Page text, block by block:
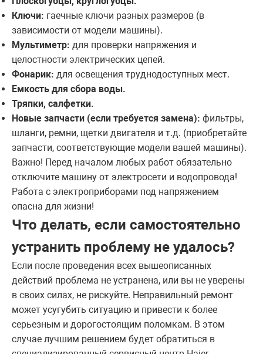
Ключи: гаечные ключи разных размеров (в
зависимости от модели машины).
Мультиметр: для проверки напряжения и
целостности электрических цепей.
Фонарик: для освещения труднодоступных мест.
Емкость для сбора воды.
Тряпки, салфетки.
Новые запчасти (если требуется замена): фильтры,
шланги, ремни, щетки двигателя и т.д. (приобретайте
запчасти, соответствующие модели вашей машины).
Важно! Перед началом любых работ обязательно
отключите машину от электросети и водопровода!
Работа с электроприборами под напряжением
опасна для жизни!
Что делать, если самостоятельно
устранить проблему не удалось?
Если после проведения всех вышеописанных
действий проблема не устранена, или вы не уверены
в своих силах, не рискуйте. Неправильный ремонт
может усугубить ситуацию и привести к более
серьезным и дорогостоящим поломкам. В этом
случае лучшим решением будет обратиться в